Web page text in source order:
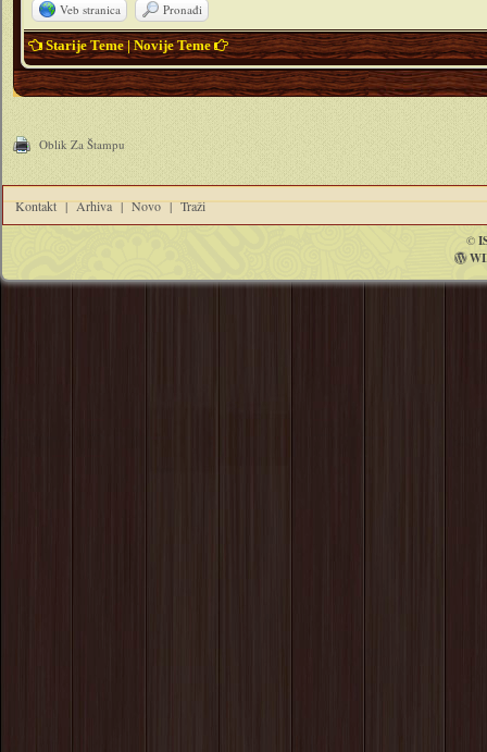
Veb stranica Pronađi
Starije Teme|Novije Teme
Oblik Za Štampu
Kontakt | Arhiva | Novo | Traži
©